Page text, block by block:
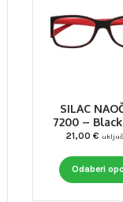
SILAC
7200 –
21,00 €
Odaberi